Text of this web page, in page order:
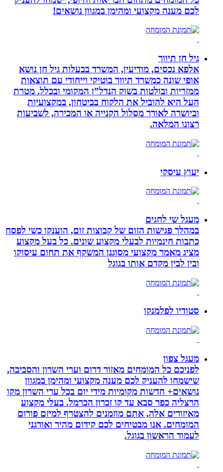
לכם מענה מקצועי ומהימן במגוון נושאים!
גיל חן תיווך
אלפא נכסים, מודיעין, המשרד בבעלות גיל חן נושא
אופי שונה כמשרד תיווך בוטיקי וייחודי עם תוצאות
ממזריות ובולטות בשוק הנדל”ן המקומי ובכלל. מטרת
העל היא להוביל את הלקוח בביטחון, במקצועיות
וביושרה לאורך מסלול הקנייה או המכירה, לשביעות
רצונו המלאה.
יעוץ עיסקי
מעגל שי לחגים
במהלך פגישות הזום של קבוצות זום, הוענקו כשי לפסח
כתבות חינמיות לבעלי מקצוע שונים. כל בעל מקצוע
מציג מאמר מקצועי מסוגנן המשקף את תחום עיסוקו
ובין לבין מקדם אותו בגוגל
סטודיו לפלמנקו
מעגל צפון
לפניכם כל המומחים מאזור דרום וערי השרון והסביבה,
שישמחו להעניק לכם מענה מקצועי ומהימן במגוון
נושאים+ חדשות מקומיות מידי יום בכל ערי השרון מקו
הרצליה כפר סבא עד קו זכרון הכרמל. בעלי מקצוע
מאיזורים אלה, אתם מוזמנים להצטרף למיזם פורום
המומחים. אנו מבטיחים לכם קידום מהיר ואורגני
לעמוד הראשון בגוגל.